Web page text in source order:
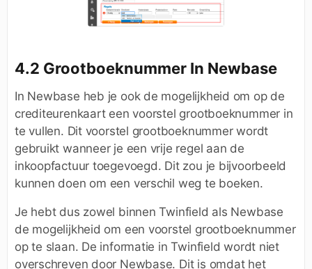
4.2 Grootboeknummer In Newbase
In Newbase heb je ook de mogelijkheid om op de
crediteurenkaart een voorstel grootboeknummer in
te vullen. Dit voorstel grootboeknummer wordt
gebruikt wanneer je een vrije regel aan de
inkoopfactuur toegevoegd. Dit zou je bijvoorbeeld
kunnen doen om een verschil weg te boeken.
Je hebt dus zowel binnen Twinfield als Newbase
de mogelijkheid om een voorstel grootboeknummer
op te slaan. De informatie in Twinfield wordt niet
overschreven door Newbase. Dit is omdat het